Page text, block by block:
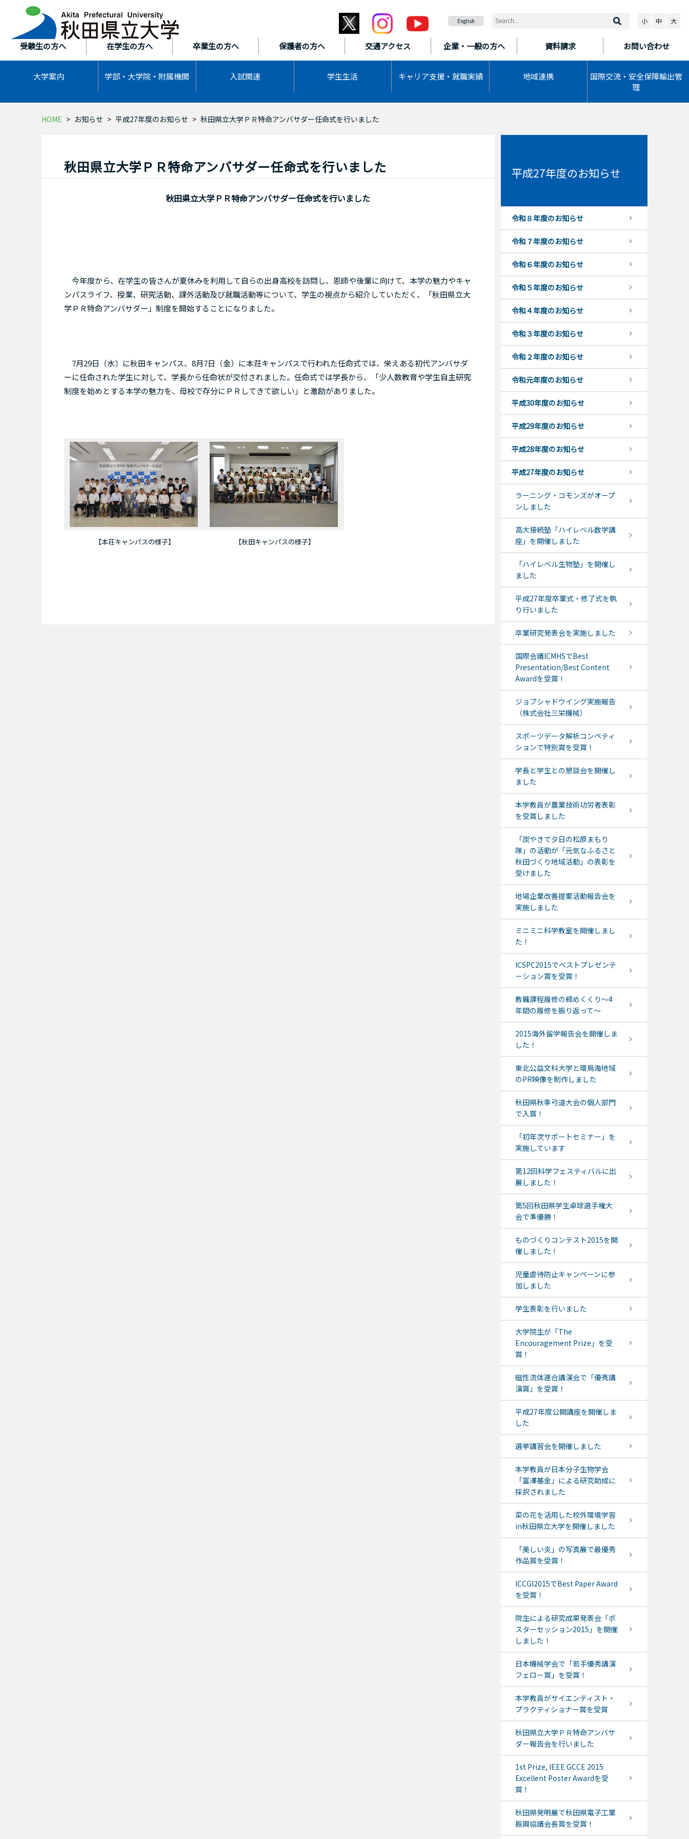
受験生の方へ 在学生の方へ 卒業生の方へ 保護者の方へ 交通アクセス 企業・一般の方へ 資料請求 お問い合わせ
大学案内 学部・大学院・ 附属機関 入試関連 学生生活 キャリア支援・ 就職実績 地域連携
国際交流・安全保障輸出管
理
English 小 中 大
HOME お知らせ 平成27年度のお知らせ 秋田県立大学ＰＲ特命アンバサダー任命式を行いました
秋田県立大学ＰＲ特命アンバサダー任命式を行いました
秋田県立大学ＰＲ特命アンバサダー任命式を行いました
今年度から、在学生の皆さんが夏休みを利用して自らの出身高校を訪問し、恩師や後輩に向けて、本学の魅力やキャ
ンパスライフ、授業、研究活動、課外活動及び就職活動等について、学生の視点から紹介していただく、「秋田県立大
学ＰＲ特命アンバサダー」制度を開始することになりました。
7月29日（水）に秋田キャンパス、8月7日（金）に本荘キャンパスで行われた任命式では、栄えある初代アンバサダ
ーに任命された学生に対して、学長から任命状が交付されました。任命式では学長から、「少人数教育や学生自主研究
制度を始めとする本学の魅力を、母校で存分にＰＲしてきて欲しい」と激励がありました。
【本荘キャンパスの様子】 【秋田キャンパスの様子】
平成27年度のお知らせ
令和８年度のお知らせ
令和７年度のお知らせ
令和６年度のお知らせ
令和５年度のお知らせ
令和４年度のお知らせ
令和３年度のお知らせ
令和２年度のお知らせ
令和元年度のお知らせ
平成30年度のお知らせ
平成29年度のお知らせ
平成28年度のお知らせ
平成27年度のお知らせ
ラーニング・コモンズがオープ
ンしました
高大接続塾「ハイレベル数学講
座」を開催しました
「ハイレベル生物塾」を開催し
ました
平成27年度卒業式・修了式を執
り行いました
卒業研究発表会を実施しました
国際会議ICMHSでBest
Presentation/Best Content
Awardを受賞！
ジョブシャドウイング実施報告
（株式会社三栄機械）
スポーツデータ解析コンペティ
ションで特別賞を受賞！
学長と学生との懇談会を開催し
ました
本学教員が農業技術功労者表彰
を受賞しました
「炭やきで夕日の松原まもり
隊」の活動が「元気なふるさと
秋田づくり地域活動」の表彰を
受けました
地場企業改善提案活動報告会を
実施しました
ミニミニ科学教室を開催しまし
た！
ICSPC2015でベストプレゼンテ
ーション賞を受賞！
教職課程履修の締めくくり～4
年間の履修を振り返って～
2015海外留学報告会を開催しま
した！
東北公益文科大学と環鳥海地域
のPR映像を制作しました
秋田県秋季弓道大会の個人部門
で入賞！
「初年次サポートセミナー」を
実施しています
第12回科学フェスティバルに出
展しました！
第5回秋田県学生卓球選手権大
会で準優勝！
ものづくりコンテスト2015を開
催しました！
児童虐待防止キャンペーンに参
加しました
学生表彰を行いました
大学院生が「The
Encouragement Prize」を受
賞！
磁性流体連合講演会で「優秀講
演賞」を受賞！
平成27年度公開講座を開催しま
した
選挙講習会を開催しました
本学教員が日本分子生物学会
「富澤基金」による研究助成に
採択されました
菜の花を活用した校外環境学習
in秋田県立大学を開催しました
「美しい炎」の写真展で最優秀
作品賞を受賞！
ICCGI2015でBest Paper Award
を受賞！
院生による研究成果発表会「ポ
スターセッション2015」を開催
しました！
日本機械学会で「若手優秀講演
フェロー賞」を受賞！
本学教員がサイエンティスト・
プラクティショナー賞を受賞
秋田県立大学ＰＲ特命アンバサ
ダー報告会を行いました
1st Prize, IEEE GCCE 2015
Excellent Poster Awardを受
賞！
秋田県発明展で秋田県電子工業
振興協議会長賞を受賞！